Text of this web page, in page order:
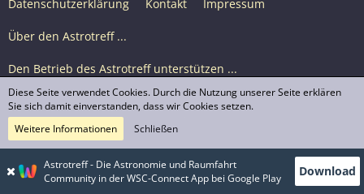
Datenschutzerklärung Kontakt Impressum
Über den Astrotreff ...
Den Betrieb des Astrotreff unterstützen ...
Nutzungsbedingungen
© Astrotreff 2001-2026, lizenziert unter CC BY-SA,
sofern für einzelne Inhalte nicht anders angegeben
Astrotreff - Die Astronomie und Raumfahrt
Community in der WSC-Connect App bei Google Play
Download
Diese Seite verwendet Cookies. Durch die Nutzung unserer Seite erklären
Sie sich damit einverstanden, dass wir Cookies setzen.
Weitere Informationen
Schließen